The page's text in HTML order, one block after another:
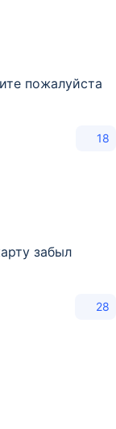
пожалуйста
18
забыл
28